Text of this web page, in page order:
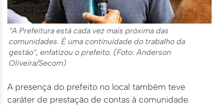
“A Prefeitura está cada vez mais próxima das
comunidades. É uma continuidade do trabalho da
gestão”, enfatizou o prefeito. (Foto: Anderson
Oliveira/Secom)
A presença do prefeito no local também teve
caráter de prestação de contas à comunidade.